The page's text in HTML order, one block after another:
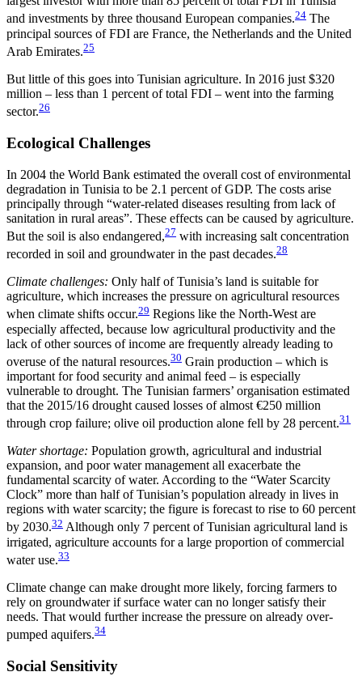
and investments by three thousand European companies.24 The
principal sources of FDI are France, the Netherlands and the United
Arab Emirates.25
But little of this goes into Tunisian agriculture. In 2016 just $320
million – less than 1 percent of total FDI – went into the farming
sector.26
Ecological Challenges
In 2004 the World Bank estimated the overall cost of environmental
degradation in Tunisia to be 2.1 per­cent of GDP. The costs arise
principally through “water-related diseases resulting from lack of
sani­tation in rural areas”. These effects can be caused by agriculture.
But the soil is also endangered,27 with increasing salt concentration
recorded in soil and groundwater in the past decades.28
Climate challenges: Only half of Tunisia’s land is suitable for
agriculture, which increases the pressure on agricultural resources
when climate shifts occur.29 Regions like the North-West are
especially affected, because low agricultural productivity and the
lack of other sources of income are frequently already lead­ing to
overuse of the natural resources.30 Grain pro­duction – which is
important for food security and animal feed – is especially
vulnerable to drought. The Tunisian farmers’ organisation estimated
that the 2015/16 drought caused losses of almost €250 million
through crop failure; olive oil production alone fell by 28 percent.31
Water shortage: Population growth, agricultural and industrial
expansion, and poor water management all exacerbate the
fundamental scarcity of water. Accord­ing to the “Water Scarcity
Clock” more than half of Tunisian’s population already in lives in
regions with water scarcity; the figure is forecast to rise to 60 per­cent
by 2030.32 Although only 7 percent of Tunisian agricultural land is
irrigated, agriculture accounts for a large proportion of commercial
water use.33
Climate change can make drought more likely, forc­ing farmers to
rely on groundwater if surface water can no longer satisfy their
needs. That would further increase the pressure on already over­
pumped aquifers.34
Social Sensitivity